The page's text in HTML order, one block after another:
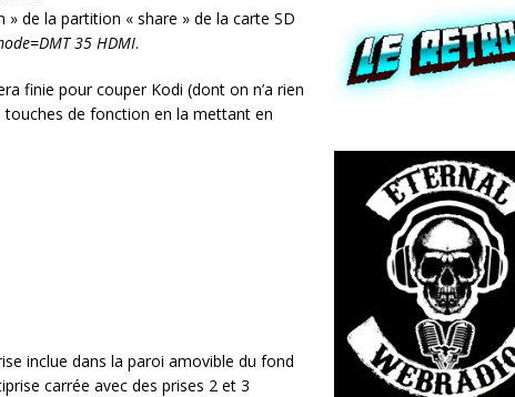
de la partition « share » de la carte SD
35 HDMI.
finie pour couper Kodi (dont on n’a rien
touches de fonction en la mettant en
inclue dans la paroi amovible du fond
carrée avec des prises 2 et 3